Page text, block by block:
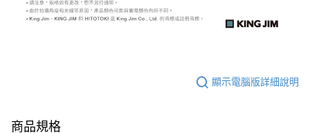
顯示電腦版詳細說明
商品規格